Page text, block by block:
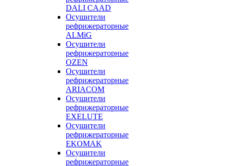
DALI CAAD
Осушители
рефрижераторные
ALMiG
Осушители
рефрижераторные
OZEN
Осушители
рефрижераторные
ARIACOM
Осушители
рефрижераторные
EXELUTE
Осушители
рефрижераторные
EKOMAK
Осушители
рефрижераторные